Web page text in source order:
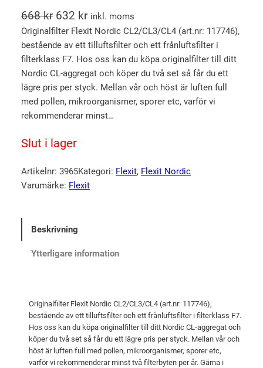
668kr D
e
t
u
s
p
u
g
g
p
s
e
t
v
632 krD
e
t
n
u
v
a
d
ä
r
:
6
inkl. moms
Originalfilter Flexit Nordic CL2/CL3/CL4 (art.nr: 117746),
bestående av ett tilluftsfilter och ett frånluftsfilter i
filterklass F7. Hos oss kan du köpa originalfilter till ditt
Nordic CL-aggregat och köper du två set så får du ett
lägre pris per styck. Mellan vår och höst är luften full
med pollen, mikroorganismer, sporer etc, varför vi
rekommenderar minst…
Slut i lager
Artikelnr: 3965Kategori: Flexit, Flexit Nordic
Varumärke: Flexit
Beskrivning
Ytterligare information
Originalfilter Flexit Nordic CL2/CL3/CL4 (art.nr: 117746),
bestående av ett tilluftsfilter och ett frånluftsfilter i filterklass F7.
Hos oss kan du köpa originalfilter till ditt Nordic CL-aggregat och
köper du två set så får du ett lägre pris per styck. Mellan vår och
höst är luften full med pollen, mikroorganismer, sporer etc,
varför vi rekommenderar minst två filterbyten per år. Gärna i